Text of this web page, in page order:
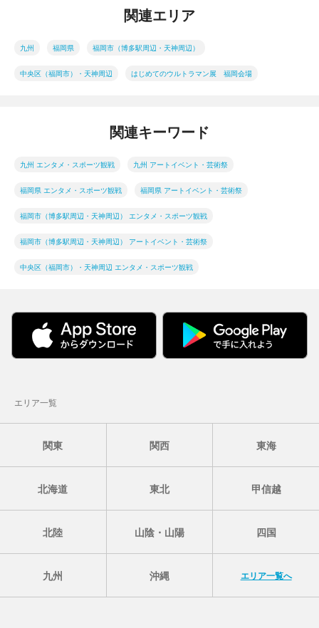
関連エリア
九州 福岡県 福岡市（博多駅周辺・天神周辺）
中央区（福岡市）・天神周辺 はじめてのウルトラマン展 福岡会場
関連キーワード
九州 エンタメ・スポーツ観戦 九州 アートイベント・芸術祭
福岡県 エンタメ・スポーツ観戦 福岡県 アートイベント・芸術祭
福岡市（博多駅周辺・天神周辺） エンタメ・スポーツ観戦
福岡市（博多駅周辺・天神周辺） アートイベント・芸術祭
中央区（福岡市）・天神周辺 エンタメ・スポーツ観戦
エリア一覧
関東 関西 東海
北海道 東北 甲信越
北陸 山陰・山陽 四国
九州 沖縄 エリア一覧へ